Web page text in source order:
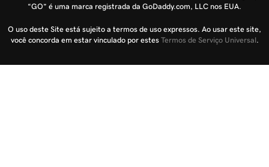
“GO” é uma marca registrada da GoDaddy.com, LLC nos EUA.
O uso deste Site está sujeito a termos de uso expressos. Ao usar este site,
você concorda em estar vinculado por estes Termos de Serviço Universal.